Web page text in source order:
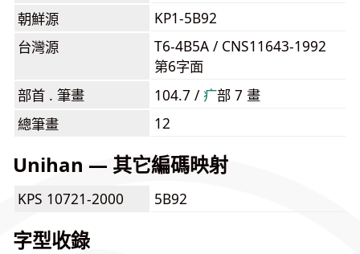
朝鮮源
KP1-5B92
台灣源
T6-4B5A / CNS11643-1992
第6字面
部首 . 筆畫
104.7 /⽧部 7 畫
總筆畫
12
Unihan — 其它編碼映射
KPS 10721-2000 5B92
字型收錄